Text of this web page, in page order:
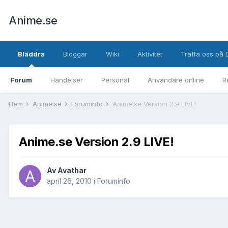
Anime.se
Bläddra
Forum Händelser Personal Användare online
Bloggar Wiki Aktivitet Träffa oss på
Hem Anime.se Foruminfo Anime.se Version 2.9 LIVE!
Anime.se Version 2.9 LIVE!
Av Avathar
april 26, 2010 i Foruminfo